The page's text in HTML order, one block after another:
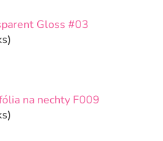
Gloss #03
na nechty F009